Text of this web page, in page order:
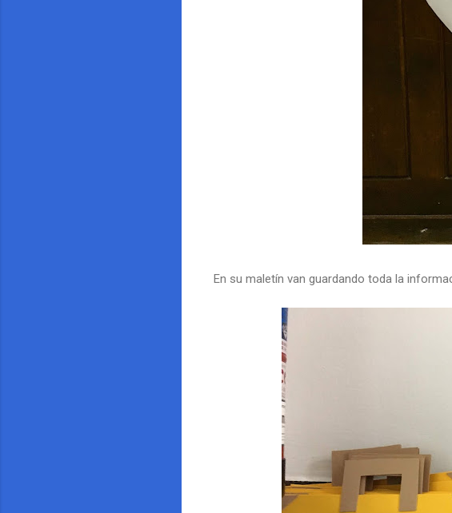
En su maletín van guardando toda la